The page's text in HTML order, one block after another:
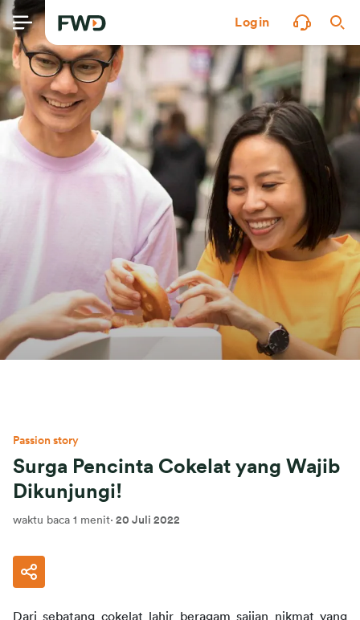
Login
Passion story
Surga Pencinta Cokelat yang Wajib
Dikunjungi!
waktu baca 1 menit· 20 Juli 2022
Dari sebatang cokelat lahir beragam sajian nikmat yang